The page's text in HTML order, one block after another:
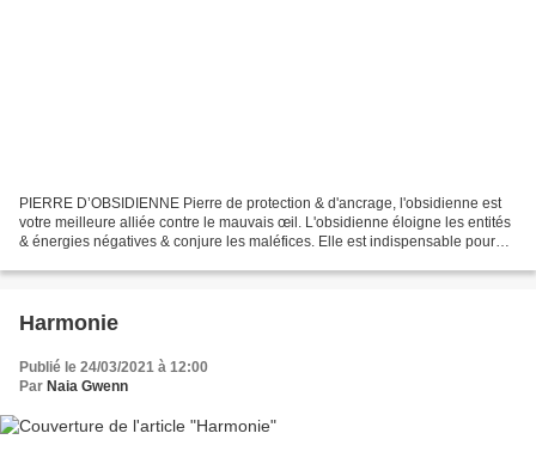
PIERRE D’OBSIDIENNE Pierre de protection & d'ancrage, l'obsidienne est
votre meilleure alliée contre le mauvais œil. L'obsidienne éloigne les entités
& énergies négatives & conjure les maléfices. Elle est indispensable pour
Harmonie
Publié le 24/03/2021 à 12:00
Par Naia Gwenn